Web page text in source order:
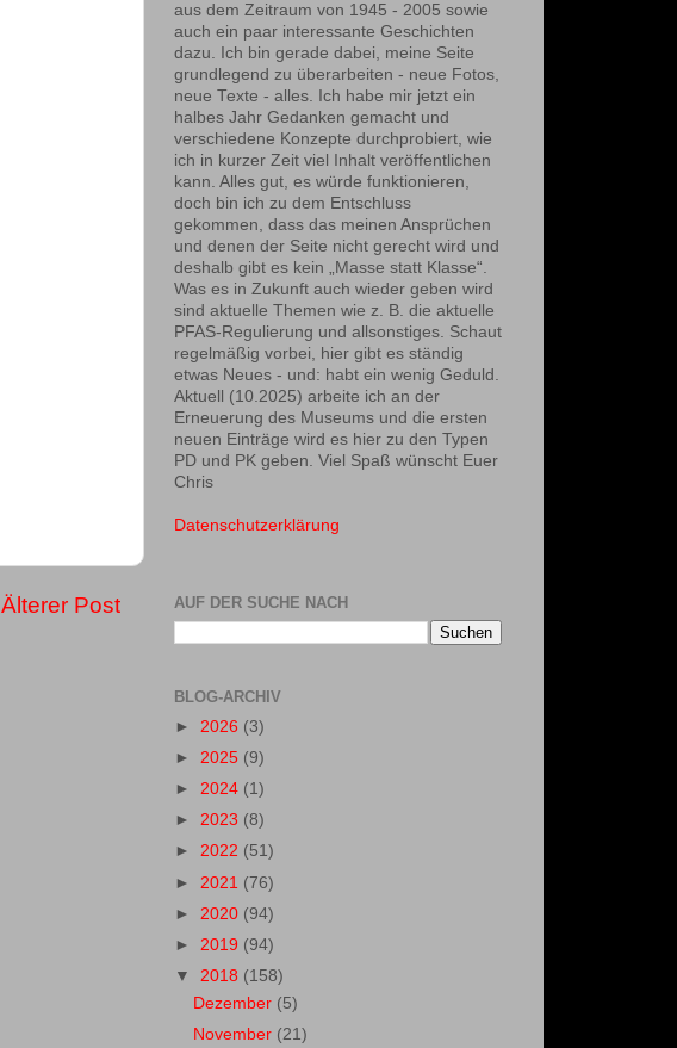
Älterer Post
aus dem Zeitraum von 1945 - 2005 sowie
auch ein paar interessante Geschichten
dazu. Ich bin gerade dabei, meine Seite
grundlegend zu überarbeiten - neue Fotos,
neue Texte - alles. Ich habe mir jetzt ein
halbes Jahr Gedanken gemacht und
verschiedene Konzepte durchprobiert, wie
ich in kurzer Zeit viel Inhalt veröffentlichen
kann. Alles gut, es würde funktionieren,
doch bin ich zu dem Entschluss
gekommen, dass das meinen Ansprüchen
und denen der Seite nicht gerecht wird und
deshalb gibt es kein „Masse statt Klasse“.
Was es in Zukunft auch wieder geben wird
sind aktuelle Themen wie z. B. die aktuelle
PFAS-Regulierung und allsonstiges. Schaut
regelmäßig vorbei, hier gibt es ständig
etwas Neues - und: habt ein wenig Geduld.
Aktuell (10.2025) arbeite ich an der
Erneuerung des Museums und die ersten
neuen Einträge wird es hier zu den Typen
PD und PK geben. Viel Spaß wünscht Euer
Chris
Datenschutzerklärung
AUF DER SUCHE NACH
BLOG-ARCHIV
► 2026 (3)
► 2025 (9)
► 2024 (1)
► 2023 (8)
► 2022 (51)
► 2021 (76)
► 2020 (94)
► 2019 (94)
▼ 2018 (158)
Dezember (5)
November (21)